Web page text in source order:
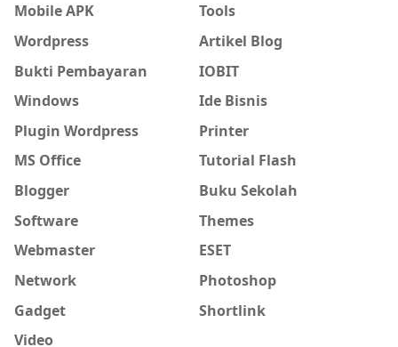
Mobile APK
Tools
Wordpress
Artikel Blog
Bukti Pembayaran
IOBIT
Windows
Ide Bisnis
Plugin Wordpress
Printer
MS Office
Tutorial Flash
Blogger
Buku Sekolah
Software
Themes
Webmaster
ESET
Network
Photoshop
Gadget
Shortlink
Video